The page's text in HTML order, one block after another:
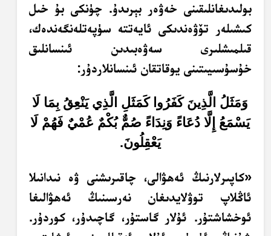
بولىدىغانلىقىنى خەۋەر بېرىدۇ. چۈنكى بۇ خىل
كىشىلەر تۆۋەندىكى ئايەتتە سۈپەتلەنگەندەك،
قىلمىشلىرى سەۋەبىدىن ئىنسانلىق
خۇسۇسىيىتىنى يوقاتقان ئىنسانلاردۇر:
وَمَثَلُ الَّذِينَ كَفَرُوا كَمَثَلِ الَّذِي يَنْعِقُ بِمَا لَا
يَسْمَعُ إِلَّا دُعَاءً وَنِدَاءً صُمٌّ بُكْمٌ عُمْيٌ فَهُمْ لَا
يَعْقِلُونَ.
«كاپىرلارنىڭ ئەھۋالى، چاقىرىشنى ۋە نىدانىلا
ئاڭلاپ توۋلايدىغان نەرسىنىڭ ئەھۋالىغا
ئوخشاشتۇر. ئۇلار گاستۇر، گاچىدۇر، كوردۇر.